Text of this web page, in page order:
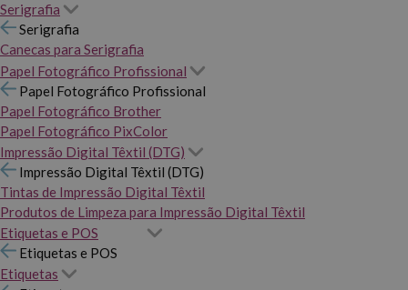
Serigrafia
Serigrafia
Canecas para Serigrafia
Papel Fotográfico Profissional
Papel Fotográfico Profissional
Papel Fotográfico Brother
Papel Fotográfico PixColor
Impressão Digital Têxtil (DTG)
Impressão Digital Têxtil (DTG)
Tintas de Impressão Digital Têxtil
Produtos de Limpeza para Impressão Digital Têxtil
Etiquetas e POS
Etiquetas e POS
Etiquetas